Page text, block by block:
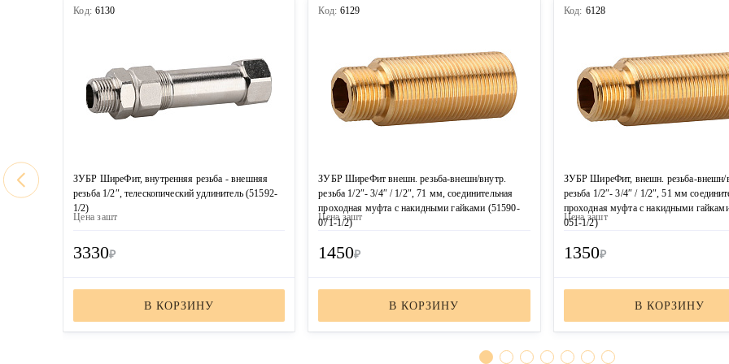
Код: 6130
ЗУБР ШиреФит, внутренняя резьба - внешняя
резьба 1/2″, телескопический удлинитель (51592-
1/2)
Цена зашт
3330₽
В КОРЗИНУ
Код: 6129
ЗУБР ШиреФит внешн. резьба-внешн/внутр.
резьба 1/2″- 3/4″ / 1/2″, 71 мм, соединительная
проходная муфта с накидными гайками (51590-
071-1/2)
Цена зашт
1450₽
В КОРЗИНУ
Код: 6128
ЗУБР ШиреФит, внешн. резьба-внешн/
резьба 1/2″- 3/4″ / 1/2″, 51 мм
проходная муфта с накидными
051-1/2)
Цена зашт
1350₽
В КОРЗИНУ